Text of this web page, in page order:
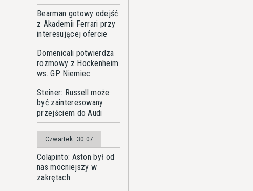
Bearman gotowy odejść
z Akademii Ferrari przy
interesującej ofercie
Domenicali potwierdza
rozmowy z Hockenheim
ws. GP Niemiec
Steiner: Russell może
być zainteresowany
przejściem do Audi
Czwartek 30.07
Colapinto: Aston był od
nas mocniejszy w
zakrętach